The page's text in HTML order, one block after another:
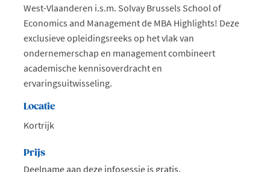
West-Vlaanderen i.s.m. Solvay Brussels School of
Economics and Management de MBA Highlights! Deze
exclusieve opleidingsreeks op het vlak van
ondernemerschap en management combineert
academische kennisoverdracht en
ervaringsuitwisseling.
Locatie
Kortrijk
Prijs
Deelname aan deze infosessie is gratis.